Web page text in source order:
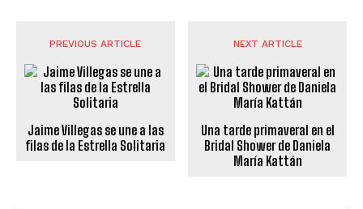
PREVIOUS ARTICLE
Jaime Villegas se une a las
filas de la Estrella Solitaria
NEXT ARTICLE
Una tarde primaveral en el
Bridal Shower de Daniela
María Kattán